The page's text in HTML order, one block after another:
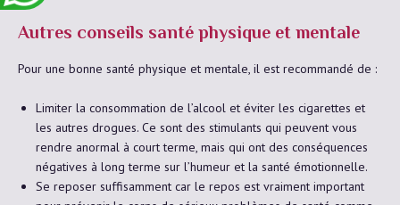
Autres conseils santé physique et mentale
Pour une bonne santé physique et mentale, il est recommandé de :
Limiter la consommation de l’alcool et éviter les cigarettes et
les autres drogues. Ce sont des stimulants qui peuvent vous
rendre anormal à court terme, mais qui ont des conséquences
négatives à long terme sur l’humeur et la santé émotionnelle.
Se reposer suffisamment car le repos est vraiment important